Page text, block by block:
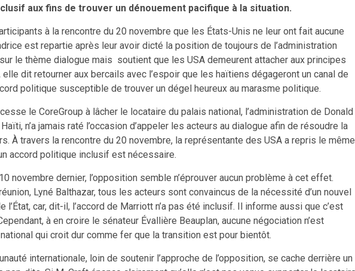
aux fins de trouver un dénouement pacifique à la situation.
à la rencontre du 20 novembre que les États-Unis ne leur ont fait aucune
est repartie après leur avoir dicté la position de toujours de l’administration
le thème dialogue mais soutient que les USA demeurent attacher aux principes
dit retourner aux bercails avec l’espoir que les haïtiens dégageront un canal de
politique susceptible de trouver un dégel heureux au marasme politique.
le CoreGroup à lâcher le locataire du palais national, l’administration de Donald
n’a jamais raté l’occasion d’appeler les acteurs au dialogue afin de résoudre la
À travers la rencontre du 20 novembre, la représentante des USA a repris le même
accord politique inclusif est nécessaire.
novembre dernier, l’opposition semble n’éprouver aucun problème à cet effet.
Lyné Balthazar, tous les acteurs sont convaincus de la nécessité d’un nouvel
car, dit-il, l’accord de Marriott n’a pas été inclusif. Il informe aussi que c’est
à en croire le sénateur Évallière Beauplan, aucune négociation n’est
qui croit dur comme fer que la transition est pour bientôt.
internationale, loin de soutenir l’approche de l’opposition, se cache derrière un